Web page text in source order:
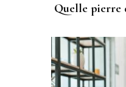
Quelle pierre